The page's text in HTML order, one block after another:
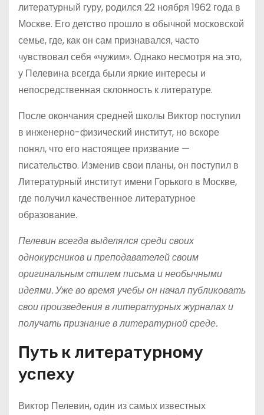
литературный гуру, родился 22 ноября 1962 года в
Москве. Его детство прошло в обычной московской
семье, где, как он сам признавался, часто
чувствовал себя «чужим». Однако несмотря на это,
у Пелевина всегда были яркие интересы и
непосредственная склонность к литературе.
После окончания средней школы Виктор поступил
в инженерно-физический институт, но вскоре
понял, что его настоящее призвание —
писательство. Изменив свои планы, он поступил в
Литературный институт имени Горького в Москве,
где получил качественное литературное
образование.
Пелевин всегда выделялся среди своих
однокурсников и преподавателей своим
оригинальным стилем письма и необычными
идеями. Уже во время учебы он начал публиковать
свои произведения в литературных журналах и
получать признание в литературной среде.
Путь к литературному
успеху
Виктор Пелевин, один из самых известных